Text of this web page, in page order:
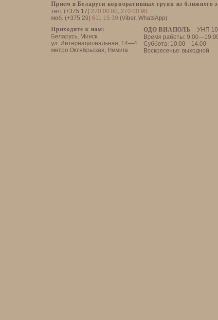
Прием в Беларуси корпоративных групп из ближнего
тел. (+375 17) 270 00 80, 270 00 90
моб. (+375 29) 611 15 39 (Viber, WhatsApp)
ОДО ВИАПОЛЬ
УНП
Время работы:
Суббота: 10.00—14.00
Воскресенье: выходной
Приходите к нам:
Беларусь, Минск
ул. Интернациональная, 14—4
метро Октябрьская, Немига